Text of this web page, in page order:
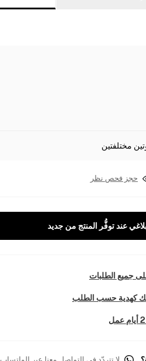
مختلفتين
حجز فحص نظر
عند توفُّر المنتج من جديد
جميع الطلبات
كهدية حسب الطلب